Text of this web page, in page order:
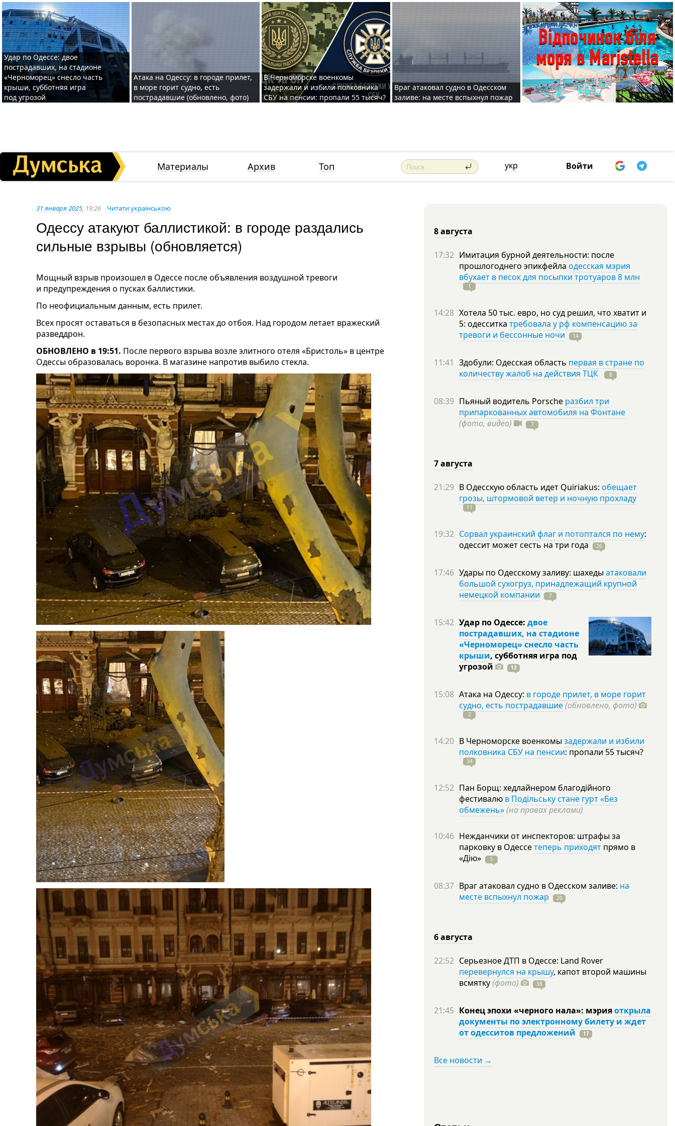
Удар по Одессе: двое
пострадавших, на стадионе
«Черноморец» снесло часть
крыши, субботняя игра
под угрозой
Атака на Одессу: в городе прилет,
в море горит судно, есть
пострадавшие (обновлено, фото)
В Черноморске военкомы
задержали и избили полковника
СБУ на пенсии: пропали 55 тысяч?
Враг атаковал судно в Одесском
заливе: на месте вспыхнул пожар
Материалы Архив Топ укр Войти
31 января 2025, 19:26 Читати українською
Одессу атакуют баллистикой: в городе раздались
сильные взрывы (обновляется)
Мощный взрыв произошел в Одессе после объявления воздушной тревоги
и предупреждения о пусках баллистики.
По неофициальным данным, есть прилет.
Всех просят оставаться в безопасных местах до отбоя. Над городом летает вражеский
разведдрон.
ОБНОВЛЕНО в 19:51. После первого взрыва возле элитного отеля «Бристоль» в центре
Одессы образовалась воронка. В магазине напротив выбило стекла.
8 августа
17:32 Имитация бурной деятельности: после
прошлогоднего эпикфейла одесская мэрия
вбухает в песок для посыпки тротуаров 8 млн
1
14:28 Хотела 50 тыс. евро, но суд решил, что хватит и
5: одесситка требовала у рф компенсацию за
тревоги и бессонные ночи
14
11:41 Здобули: Одесская область первая в стране по
количеству жалоб на действия ТЦК
8
08:39 Пьяный водитель Porsche разбил три
припаркованных автомобиля на Фонтане
(фото, видео)
7
7 августа
21:29 В Одесскую область идет Quiriakus: обещает
грозы, штормовой ветер и ночную прохладу
11
19:32 Сорвал украинский флаг и потоптался по нему:
одессит может сесть на три года 26
17:46 Удары по Одесскому заливу: шахеды атаковали
большой сухогруз, принадлежащий крупной
немецкой компании
7
15:42 Удар по Одессе: двое
пострадавших, на стадионе
«Черноморец» снесло часть
крыши, субботняя игра под
угрозой
13
15:08 Атака на Одессу: в городе прилет, в море горит
судно, есть пострадавшие(обновлено, фото)
2
14:20 В Черноморске военкомы задержали и избили
полковника СБУ на пенсии: пропали 55тысяч?
34
12:52 Пан Борщ: хедлайнером благодійного
фестивалю в Подільську стане гурт «Без
обмежень»(на правах реклами)
10:46 Нежданчики от инспекторов: штрафы за
парковку в Одессетеперь приходят прямо в
«Дію»
5
08:37 Враг атаковал судно в Одесском заливе: на
месте вспыхнул пожар
20
6 августа
22:52 Серьезное ДТП в Одессе: Land Rover
перевернулся на крышу, капот второй машины
всмятку(фото) 38
21:45 Конец эпохи «черного нала»: мэрияоткрыла
документы по электронному билету и ждет
от одесситов предложений
17
Все новости →